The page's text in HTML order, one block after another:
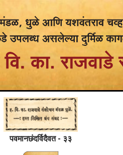
पवमानछंदर्विदैवत - ३३